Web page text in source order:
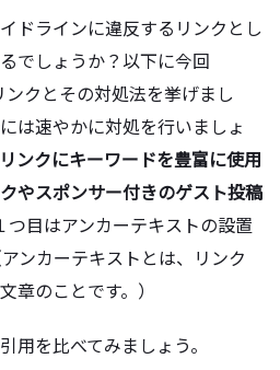
ドラインに違反するリンクとし
でしょうか？以下に今回
クとその対処法を挙げまし
は速やかに対処を行いましょ
ンクにキーワードを豊富に使用
やスポンサー付きのゲスト投稿
つ目はアンカーテキストの設置
ンカーテキストとは、リンク
章のことです。）
を比べてみましょう。